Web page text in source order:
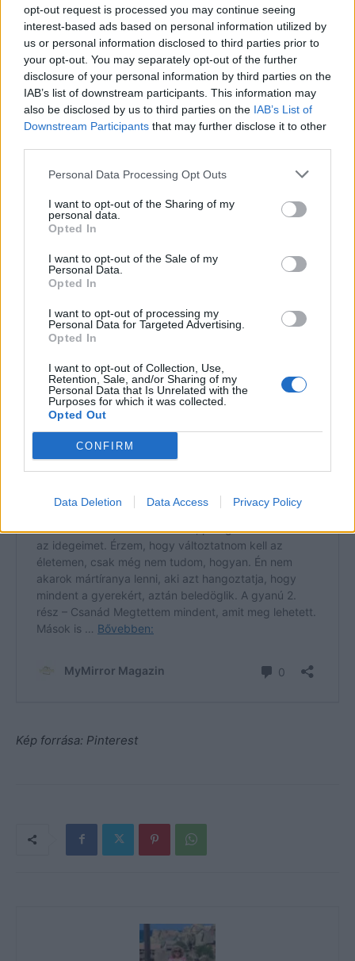
opt-out request is processed you may continue seeing
interest-based ads based on personal information utilized by
us or personal information disclosed to third parties prior to
your opt-out. You may separately opt-out of the further
disclosure of your personal information by third parties on the
IAB’s list of downstream participants. This information may
also be disclosed by us to third parties on the IAB’s List of
Downstream Participants that may further disclose it to other
Personal Data Processing Opt Outs
I want to opt-out of the Sharing of my
personal data.
Opted In
I want to opt-out of the Sale of my
Personal Data.
Opted In
I want to opt-out of processing my
Personal Data for Targeted Advertising.
Opted In
I want to opt-out of Collection, Use,
Retention, Sale, and/or Sharing of my
Personal Data that Is Unrelated with the
Purposes for which it was collected.
Opted Out
CONFIRM
Data Deletion Data Access Privacy Policy
ha nekem nem hiszel. Zárjuk le ezt a témát, mert nincs
értelme. Jó?
Izabell bólintott. Épphogy elmosolyodott. Nem tudom,
meggyőztem-e valamiről, az viszont kellemetlen volt,
hogy bogarat ültetett a fülembe. Most hogy a fenébe
viselkedjek az anyjával? Tényleg jó nő, de nem úgy. Nem
anyósom lenne. Egyszer. De így hogy menjek bele
bármibe is, ha netán komolyabbra fordulna a
kapcsolatunk? Ideges lettem. Elment a kedvem
mindentől. Értem én, hogy ki kellett mondania, de bár ne
tette volna. Most hogyan tovább?
Kép forrása: Pinterest